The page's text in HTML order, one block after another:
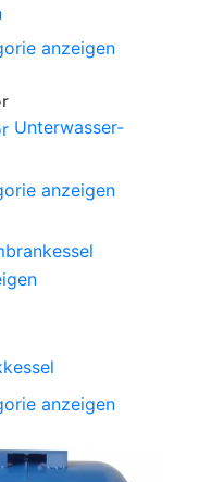
anzeigen
Unterwasser-
anzeigen
anzeigen